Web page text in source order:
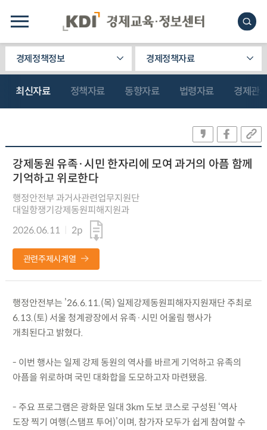
경제정책정보 경제정책자료
최신자료 정책자료 동향자료 법령자료 경제관
강제동원 유족·시민 한자리에 모여 과거의 아픔 함께
기억하고 위로한다
행정안전부 과거사관련업무지원단
대일항쟁기강제동원피해지원과
2026.06.11
2p
관련주제시계열
행정안전부는 ’26.6.11.(목) 일제강제동원피해자지원재단 주최로
6.13.(토) 서울 청계광장에서 유족·시민 어울림 행사가
개최된다고 밝혔다.
- 이번 행사는 일제 강제 동원의 역사를 바르게 기억하고 유족의
아픔을 위로하며 국민 대화합을 도모하고자 마련됐음.
- 주요 프로그램은 광화문 일대 3km 도보 코스로 구성된 ‘역사
도장 찍기 여행(스탬프 투어)’이며, 참가자 모두가 쉽게 참여할 수